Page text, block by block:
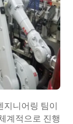
지니어링 팀이
계적으로 진행